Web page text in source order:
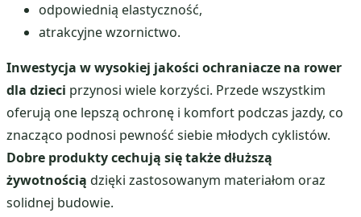
odpowiednią elastyczność,
atrakcyjne wzornictwo.
Inwestycja w wysokiej jakości ochraniacze na rower
dla dzieci przynosi wiele korzyści. Przede wszystkim
oferują one lepszą ochronę i komfort podczas jazdy, co
znacząco podnosi pewność siebie młodych cyklistów.
Dobre produkty cechują się także dłuższą
żywotnością dzięki zastosowanym materiałom oraz
solidnej budowie.